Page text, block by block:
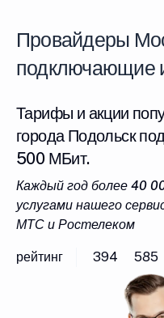
Провайдеры
подключающие
Тарифы и акции
города Подольск
500 МБит.
Каждый год более 40
услугами нашего
МТС и Ростелеком
рейтинг 394 585